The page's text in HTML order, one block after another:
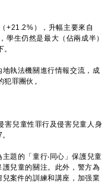
），升幅主要來自
學生仍然是最大（佔兩成半）
執法機關進行情報交流，成
罪團伙。
兒童性罪行及侵害兒童人身
題的「童行‧同心」保護兒童
兒童的關注。此外，警方為
案件的訓練和講座，加强業